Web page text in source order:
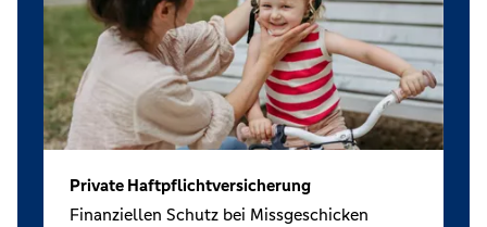
Private Haftpflichtversicherung
Finanziellen Schutz bei Missgeschicken